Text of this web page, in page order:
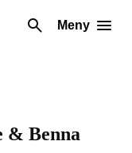
Meny
& Benna